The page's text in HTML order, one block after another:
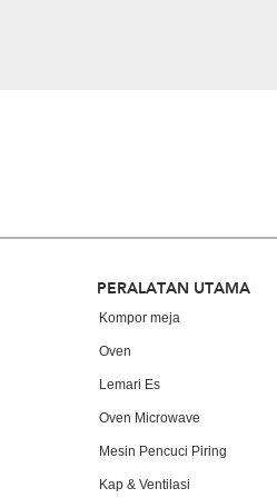
Footer
PERALATAN UTAMA
Kompor meja
Oven
Lemari Es
Oven Microwave
Mesin Pencuci Piring
Kap & Ventilasi